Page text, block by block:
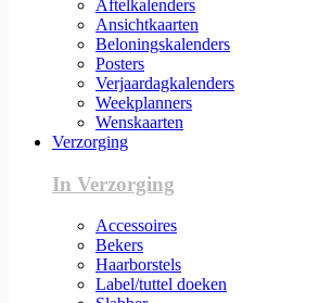
Aftelkalenders
Ansichtkaarten
Beloningskalenders
Posters
Verjaardagkalenders
Weekplanners
Wenskaarten
Verzorging
In Verzorging
Accessoires
Bekers
Haarborstels
Label/tuttel doeken